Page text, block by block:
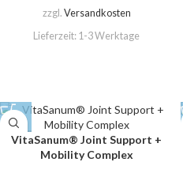
zzgl. Versandkosten
Lieferzeit: 1-3 Werktage
VitaSanum® Joint Support +
Mobility Complex